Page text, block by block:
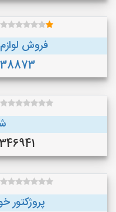
فروش لوازم
پروژکتور